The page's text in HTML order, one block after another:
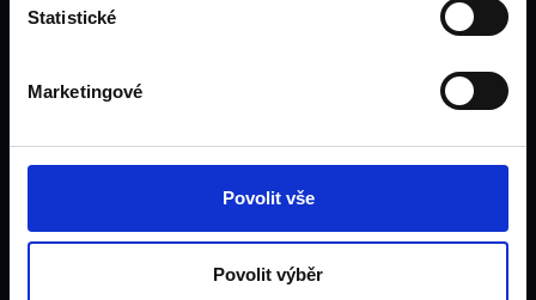
Statistické
Marketingové
Povolit vše
Povolit výběr
Univerzity
Velká Británie